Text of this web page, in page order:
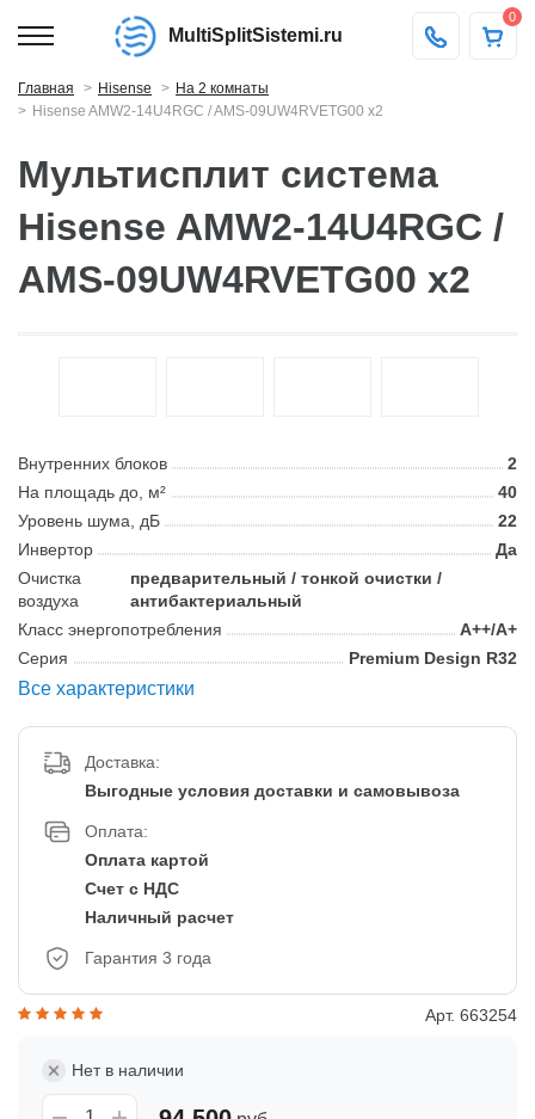
MultiSplitSistemi.ru
0
Главная Hisense
На 2 комнаты
Hisense AMW2-14U4RGC / AMS-09UW4RVETG00 x2
Мультисплит система
Hisense AMW2-14U4RGC /
AMS-09UW4RVETG00 x2
Внутренних блоков
2
На площадь до, м²
40
Уровень шума, дБ
22
Инвертор
Да
Очистка
воздуха
предварительный / тонкой очистки /
антибактериальный
Класс энергопотребления
A++/A+
Серия
Premium Design R32
Все характеристики
Доставка:
Выгодные условия доставки и самовывоза
Оплата:
Оплата картой
Счет с НДС
Наличный расчет
Гарантия 3 года
Арт. 663254
Нет в наличии